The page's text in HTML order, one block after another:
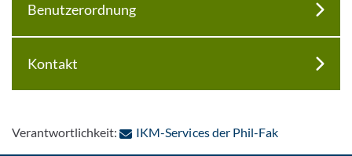
Benutzerordnung
Kontakt
Verantwortlichkeit: IKM-Services der Phil-Fak: Per E-Mail